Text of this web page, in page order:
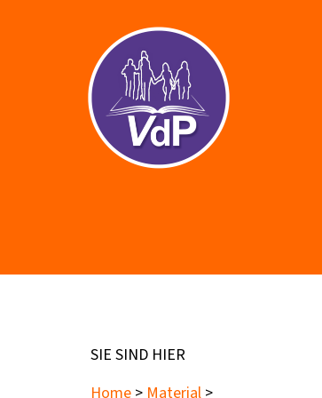
SIE SIND HIER
Home > Material >